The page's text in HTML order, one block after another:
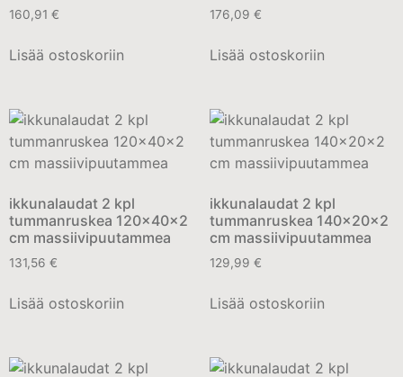
160,91 €
Lisää ostoskoriin
176,09 €
Lisää ostoskoriin
ikkunalaudat 2 kpl
tummanruskea 120x40x2
cm massiivipuutammea
131,56 €
Lisää ostoskoriin
ikkunalaudat 2 kpl
tummanruskea 140x20x2
cm massiivipuutammea
129,99 €
Lisää ostoskoriin